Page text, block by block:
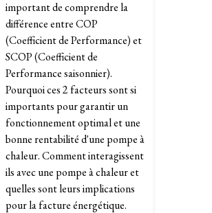
important de comprendre la
différence entre COP
(Coefficient de Performance) et
SCOP (Coefficient de
Performance saisonnier).
Pourquoi ces 2 facteurs sont si
importants pour garantir un
fonctionnement optimal et une
bonne rentabilité d'une pompe à
chaleur. Comment interagissent
ils avec une pompe à chaleur et
quelles sont leurs implications
pour la facture énergétique.